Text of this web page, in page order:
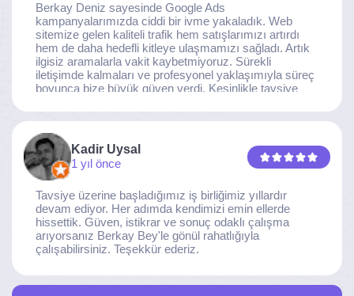
Berkay Deniz sayesinde Google Ads
kampanyalarımızda ciddi bir ivme yakaladık. Web
sitemize gelen kaliteli trafik hem satışlarımızı artırdı
hem de daha hedefli kitleye ulaşmamızı sağladı. Artık
ilgisiz aramalarla vakit kaybetmiyoruz. Sürekli
iletişimde kalmaları ve profesyonel yaklaşımıyla süreç
boyunca bize büyük güven verdi. Kesinlikle tavsiye
Kadir Uysal
1 yıl önce
Tavsiye üzerine başladığımız iş birliğimiz yıllardır
devam ediyor. Her adımda kendimizi emin ellerde
hissettik. Güven, istikrar ve sonuç odaklı çalışma
arıyorsanız Berkay Bey'le gönül rahatlığıyla
çalışabilirsiniz. Teşekkür ederiz.